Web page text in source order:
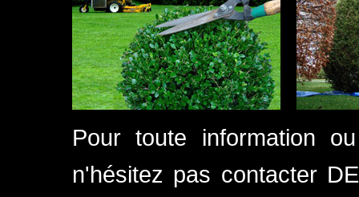
Pour toute information
n'hésitez pas contacter